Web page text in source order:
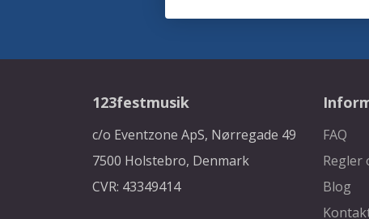
123festmusik
c/o Eventzone ApS, Nørregade 49
7500 Holstebro, Denmark
CVR: 43349414
FAQ
Regler
Blog